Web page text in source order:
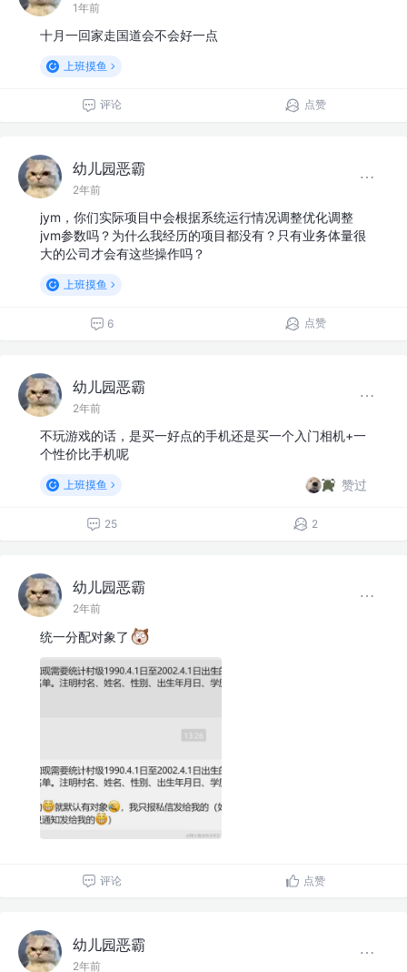
1年前
十月一回家走国道会不会好一点
上班摸鱼
评论 点赞
幼儿园恶霸
2年前
jym，你们实际项目中会根据系统运行情况调整优化调整
jvm参数吗？为什么我经历的项目都没有？只有业务体量很
大的公司才会有这些操作吗？
上班摸鱼
6 点赞
幼儿园恶霸
2年前
不玩游戏的话，是买一好点的手机还是买一个入门相机+一
个性价比手机呢
上班摸鱼 赞过
25 2
幼儿园恶霸
2年前
统一分配对象了
评论 点赞
幼儿园恶霸
2年前